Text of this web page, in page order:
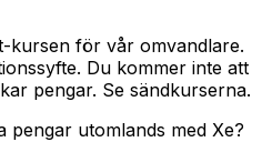
kursen för vår omvandlare.
Du kommer inte att
pengar. Se sändkurserna.
pengar utomlands med Xe?